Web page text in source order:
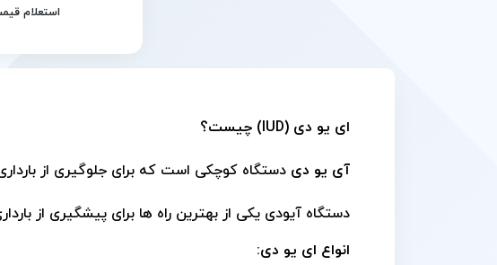
استعلام
ای یو دی (IUD) چیست؟
آی یو دی دستگاه کوچکی است که برای جلوگیری از
دستگاه آیودی یکی از بهترین راه ها برای پیشگیری از
انواع ای یو دی: